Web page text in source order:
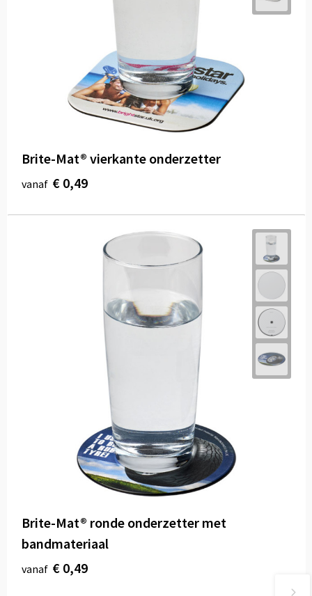
Brite-Mat® vierkante onderzetter
vanaf € 0,49
Brite-Mat® ronde onderzetter met
bandmateriaal
vanaf € 0,49